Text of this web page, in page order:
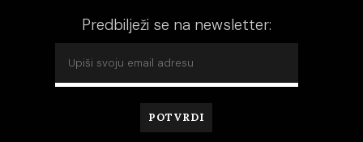
Predbilježi se na newsletter: